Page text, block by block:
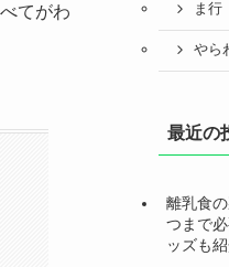
てがわ
ま行
やら
最近の
離乳食
つまで
ッズも